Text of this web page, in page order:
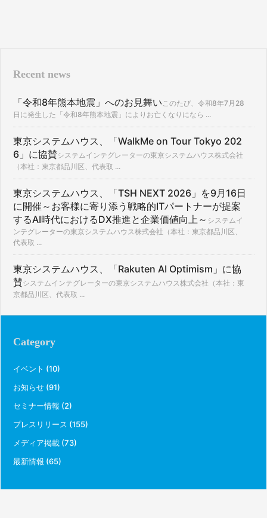
Recent news
「令和8年熊本地震」へのお見舞い このたび、令和8年7月28
日に発生した「令和8年熊本地震」によりお亡くなりになら ...
東京システムハウス、「WalkMe on Tour Tokyo 202
6」に協賛システムインテグレーターの東京システムハウス株式会社
（本社：東京都品川区、代表取 ...
東京システムハウス、「TSH NEXT 2026」を9月16日
に開催～お客様に寄り添う戦略的ITパートナーが提案
するAI時代におけるDX推進と企業価値向上～ システムイ
ンテグレーターの東京システムハウス株式会社（本社：東京都品川区、
代表取 ...
東京システムハウス、「Rakuten AI Optimism」に協
賛システムインテグレーターの東京システムハウス株式会社（本社：東
京都品川区、代表取 ...
Category
イベント (10)
お知らせ(91)
セミナー情報 (2)
プレスリリース (155)
メディア掲載(73)
最新情報 (65)